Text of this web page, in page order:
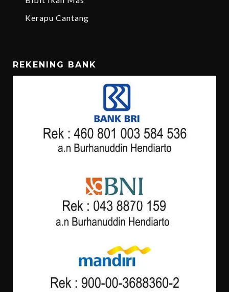
Kerapu Cantang
REKENING BANK